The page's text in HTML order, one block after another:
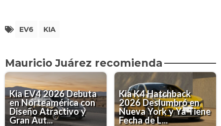
EV6 KIA
Mauricio Juárez recomienda
Kia EV4 2026 Debuta
en Norteamérica con
Diseño Atractivo y
Gran Aut...
Kia K4 Hatchback
2026 Deslumbró en
Nueva York y Ya Tiene
Fecha de L...